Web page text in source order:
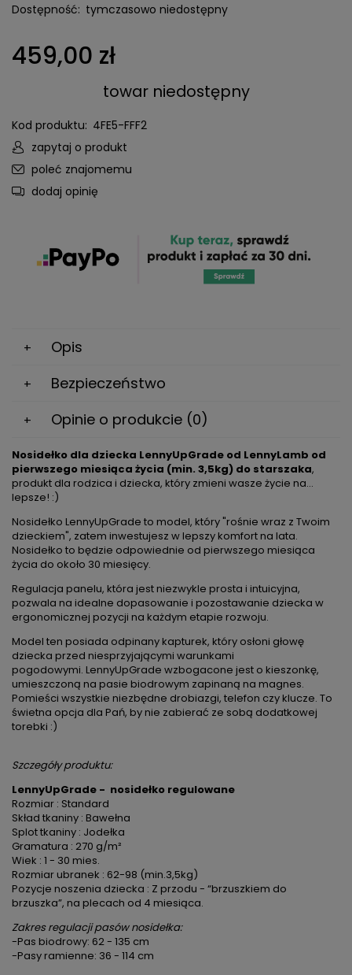
Dostępność: tymczasowo niedostępny
459,00 zł
towar niedostępny
Kod produktu: 4FE5-FFF2
zapytaj o produkt
poleć znajomemu
dodaj opinię
Opis
Bezpieczeństwo
Opinie o produkcie (0)
Nosidełko dla dziecka LennyUpGrade od LennyLamb od
pierwszego miesiąca życia (min. 3,5kg) do starszaka,
produkt dla rodzica i dziecka, który zmieni wasze życie na...
lepsze! :)
Nosidełko LennyUpGrade to model, który "rośnie wraz z Twoim
dzieckiem", zatem inwestujesz w lepszy komfort na lata.
Nosidełko to będzie odpowiednie od pierwszego miesiąca
życia do około 30 miesięcy.
Regulacja panelu, która jest niezwykle prosta i intuicyjna,
pozwala na idealne dopasowanie i pozostawanie dziecka w
ergonomicznej pozycji na każdym etapie rozwoju.
Model ten posiada odpinany kapturek, który osłoni głowę
dziecka przed niesprzyjającymi warunkami
pogodowymi. LennyUpGrade wzbogacone jest o kieszonkę,
umieszczoną na pasie biodrowym zapinaną na magnes.
Pomieści wszystkie niezbędne drobiazgi, telefon czy klucze. To
świetna opcja dla Pań, by nie zabierać ze sobą dodatkowej
torebki :)
Szczegóły produktu:
LennyUpGrade - nosidełko regulowane
Rozmiar : Standard
Skład tkaniny : Bawełna
Splot tkaniny : Jodełka
Gramatura : 270 g/m²
Wiek : 1 - 30 mies.
Rozmiar ubranek : 62-98 (min.3,5kg)
Pozycje noszenia dziecka : Z przodu - “brzuszkiem do
brzuszka”, na plecach od 4 miesiąca.
Zakres regulacji pasów nosidełka:
-Pas biodrowy: 62 - 135 cm
-Pasy ramienne: 36 - 114 cm